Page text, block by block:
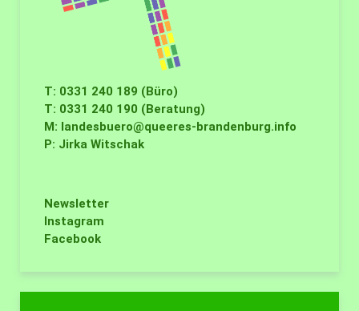
T: 0331 240 189 (Büro)
T: 0331 240 190 (Beratung)
M: landesbuero@queeres-brandenburg.info
P: Jirka Witschak
Newsletter
Instagram
Facebook